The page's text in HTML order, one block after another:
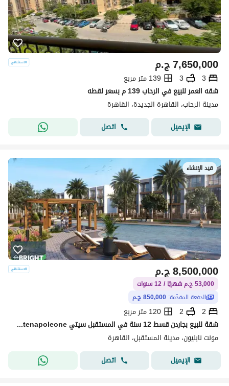
ج.م7,650,000
3
3
139 متر مربع
شقه العمر للبيع في الرحاب 139 م بسعر لقطه
مدينة الرحاب، القاهرة الجديدة، القاهرة
الإيميل
اتصل
قيد الإنشاء
ج.م8,500,000
53,000 ج.م شهريًا / 12 سنوات
الدفعة المقدّمة: 850,000 ج.م
2
2
120 متر مربع
شقة للبيع بجاردن قسط 12 سنة في المستقبل سيتي Montenapoleone
مونت نابليون، مدينة المستقبل، القاهرة
الإيميل
اتصل